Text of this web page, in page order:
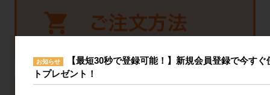
お知らせ
【最短30秒で登録可能！】新規会員登録で今す
トプレゼント！